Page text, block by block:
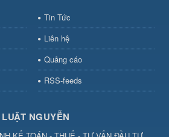
Tin Tức
Liên hệ
Quảng cáo
RSS-feeds
NGUYỄN